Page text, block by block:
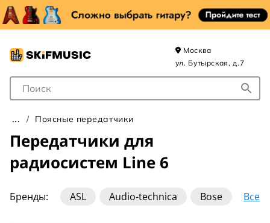
Поле для Поиска
Москва
ул. Бутырская, д.7
Поясные передатчики
Передатчики для
радиосистем Line 6
Бренды: Все
ASL Audio-technica
Bose